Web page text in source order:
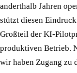
anderthalb Jahren
stützt diesen
Großteil der KI-
produktiven Betrieb.
wir haben Zugang zu